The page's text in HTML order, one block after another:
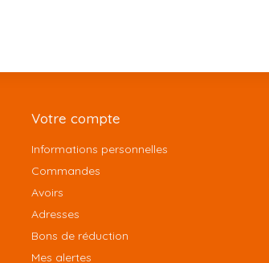
Votre compte
Informations personnelles
Commandes
Avoirs
Adresses
Bons de réduction
Mes alertes